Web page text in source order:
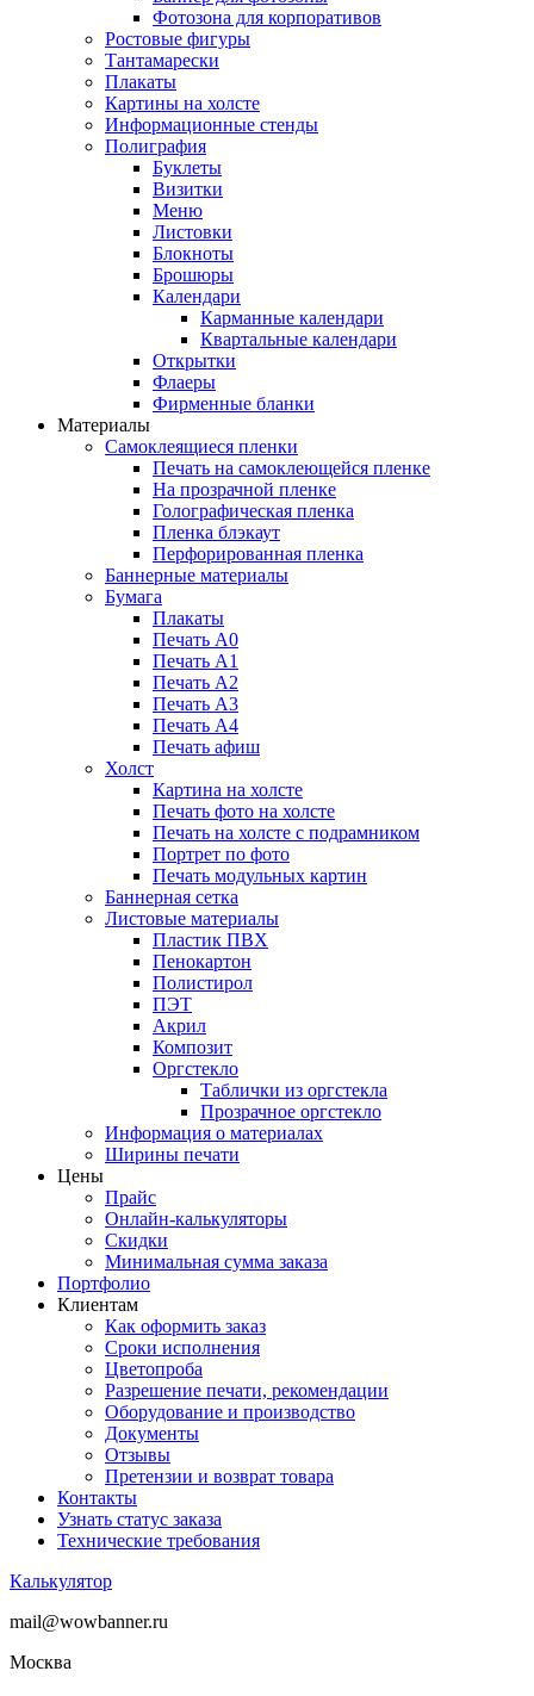
Фотозона для корпоративов
Ростовые фигуры
Тантамарески
Плакаты
Картины на холсте
Информационные стенды
Полиграфия
Буклеты
Визитки
Меню
Листовки
Блокноты
Брошюры
Календари
Карманные календари
Квартальные календари
Открытки
Флаеры
Фирменные бланки
Материалы
Самоклеящиеся пленки
Печать на самоклеющейся пленке
На прозрачной пленке
Голографическая пленка
Пленка блэкаут
Перфорированная пленка
Баннерные материалы
Бумага
Плакаты
Печать А0
Печать А1
Печать А2
Печать А3
Печать А4
Печать афиш
Холст
Картина на холсте
Печать фото на холсте
Печать на холсте с подрамником
Портрет по фото
Печать модульных картин
Баннерная сетка
Листовые материалы
Пластик ПВХ
Пенокартон
Полистирол
ПЭТ
Акрил
Композит
Оргстекло
Таблички из оргстекла
Прозрачное оргстекло
Информация о материалах
Ширины печати
Цены
Прайс
Онлайн-калькуляторы
Скидки
Минимальная сумма заказа
Портфолио
Клиентам
Как оформить заказ
Сроки исполнения
Цветопроба
Разрешение печати, рекомендации
Оборудование и производство
Документы
Отзывы
Претензии и возврат товара
Контакты
Узнать статус заказа
Технические требования
Калькулятор
mail@wowbanner.ru
Москва